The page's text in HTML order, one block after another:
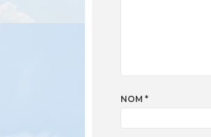
NOM *